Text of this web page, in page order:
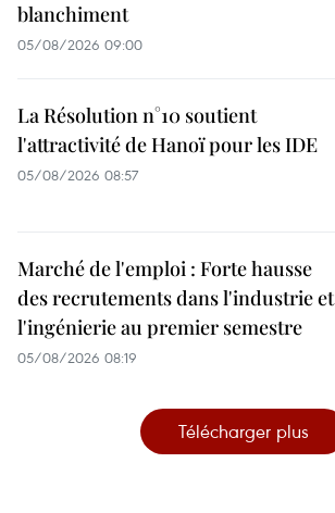
blanchiment
05/08/2026 09:00
La Résolution n°10 soutient
l'attractivité de Hanoï pour les IDE
05/08/2026 08:57
Marché de l'emploi : Forte hausse
des recrutements dans l'industrie et
l'ingénierie au premier semestre
05/08/2026 08:19
Télécharger plus